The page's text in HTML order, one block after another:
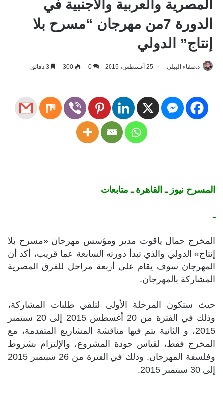
المصرية والعربية والأجنبية في
الدورة 7من مهرجان “مسرح بلا
إنتاج” الدولي
د.صفاء البيلي 25 أغسطس، 2015 0
300
المسرح نيوز ـ القاهرة ـ متابعات
ـ
المخرج جمال ياقوت مدير ومؤسس مهرجان «مسرح بلا
إنتاج» الدولي والذي تبدأ دورته السابعة عما قريب، أكد أن
المهرجان سوف يقام على أربعة مراحل للفرق المصرية
المشاركة بالمهرجان.
حيث ستكون المرحلة الأولى لتلقي طلبات المشاركة،
وذلك في الفترة من 20 أغسطس 2015 إلى 20 سبتمبر
2015، و الثانية يتم فيها مناقشة المشاريع المتقدمة، مع
المخرج فقط، لقياس جودة المشروع، والإلتزام بشروط
وفلسفة المهرجان. وذلك في الفترة من 26 سبتمبر 2015
إلى 30 سبتمبر 2015.